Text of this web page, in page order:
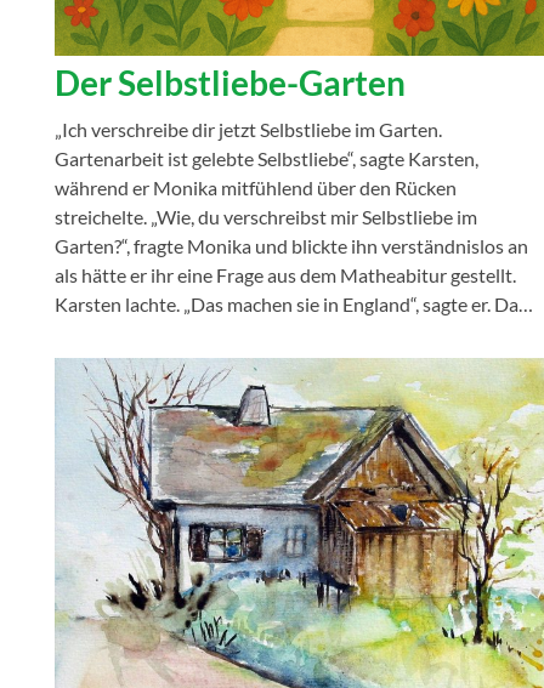
Der Selbstliebe-Garten
„Ich verschreibe dir jetzt Selbstliebe im Garten.
Gartenarbeit ist gelebte Selbstliebe“, sagte Karsten,
während er Monika mitfühlend über den Rücken
streichelte. „Wie, du verschreibst mir Selbstliebe im
Garten?“, fragte Monika und blickte ihn verständnislos an
als hätte er ihr eine Frage aus dem Matheabitur gestellt.
Karsten lachte. „Das machen sie in England“, sagte er. Da…